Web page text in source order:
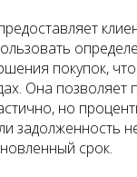
покупок,
Она позволяет
но
задолженность
срок.